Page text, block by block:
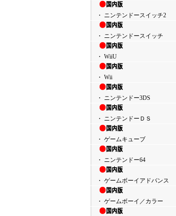
・ ニンテンドースイッチ2
・ ニンテンドースイッチ
・ WiiU
・ Wii
・ ニンテンドー3DS
・ ニンテンドーＤＳ
・ ゲームキューブ
・ ニンテンドー64
・ ゲームボーイアドバンス
・ ゲームボーイ／カラー